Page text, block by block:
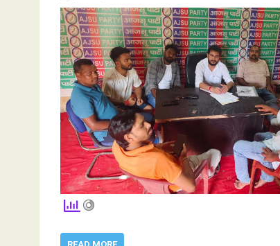
READ MORE